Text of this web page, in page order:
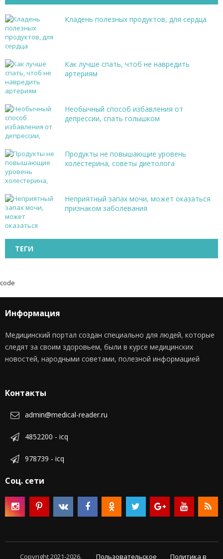
Кладень полезных продуктов, для сердца
Как лучше спать, чтоб не навредить
артериям
Необычный способ избавления от
депрессии, спать голышком
Продукты не повышающие уровень
холестерина, советы диетолога
Неприятный запах мочи, может оказаться
признаком заболевания
ТЕГИ
code
Информация
Медицинский портал создан специально для людей, которые
следят за своим здоровьем, были в курсе медицинских
новостей, народными советами, полезной информацией
Контакты
admin@medical-reader.ru
4852200 - icq
978739 - icq
Соц. сети
Copyright 2021-2026. Пользовательское Политика в